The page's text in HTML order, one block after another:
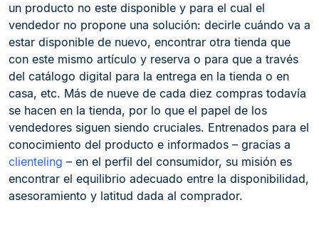
un producto no este disponible y para el cual el
vendedor no propone una solución: decirle cuándo va a
estar disponible de nuevo, encontrar otra tienda que
con este mismo artículo y reserva o para que a través
del catálogo digital para la entrega en la tienda o en
casa, etc. Más de nueve de cada diez compras todavía
se hacen en la tienda, por lo que el papel de los
vendedores siguen siendo cruciales. Entrenados para el
conocimiento del producto e informados – gracias a
clienteling – en el perfil del consumidor, su misión es
encontrar el equilibrio adecuado entre la disponibilidad,
asesoramiento y latitud dada al comprador.